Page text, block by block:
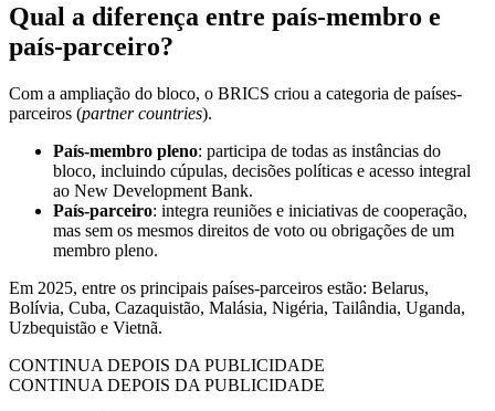
Qual a diferença entre país-membro e
país-parceiro?
Com a ampliação do bloco, o BRICS criou a categoria de países-
parceiros (partner countries).
País-membro pleno: participa de todas as instâncias do
bloco, incluindo cúpulas, decisões políticas e acesso integral
ao New Development Bank.
País-parceiro: integra reuniões e iniciativas de cooperação,
mas sem os mesmos direitos de voto ou obrigações de um
membro pleno.
Em 2025, entre os principais países-parceiros estão: Belarus,
Bolívia, Cuba, Cazaquistão, Malásia, Nigéria, Tailândia, Uganda,
Uzbequistão e Vietnã.
CONTINUA DEPOIS DA PUBLICIDADE
CONTINUA DEPOIS DA PUBLICIDADE